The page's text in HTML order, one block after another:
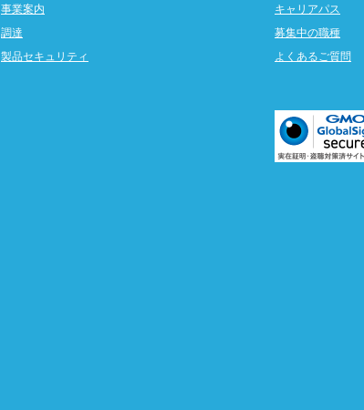
事業案内
調達
製品セキュリティ
キャリアパス
募集中の職種
よくあるご質問